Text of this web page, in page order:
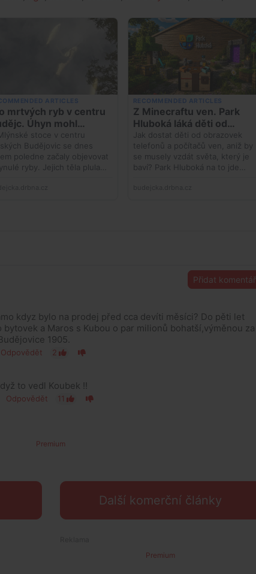
Přidat komentář
kdyz bylo na prodej před cca devíti měsíci? Do pěti let
a Maros s Kubou o par milionů bohatší,výměnou za
1905.
Odpovědět 2
to vedl Koubek !!
Odpovědět 11
Premium
Další komerční články
Premium